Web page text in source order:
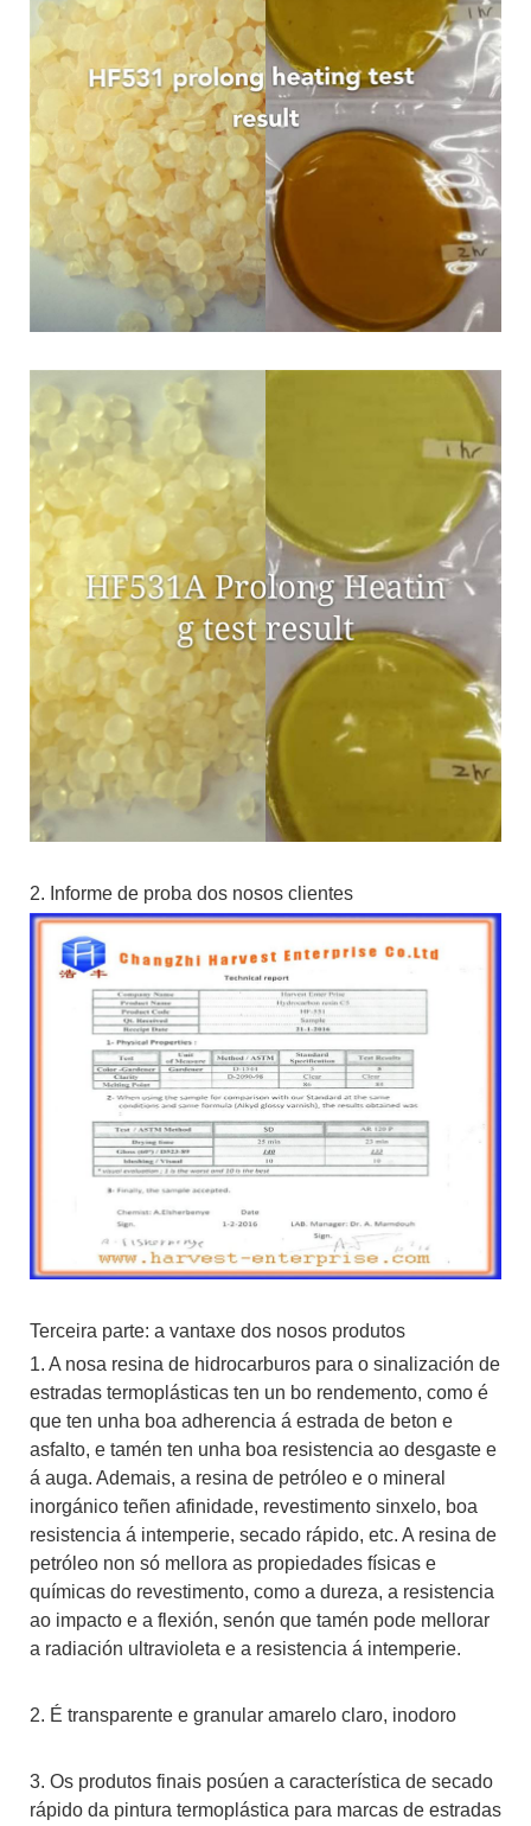
2. Informe de proba dos nosos clientes
Terceira parte: a vantaxe dos nosos produtos
1. A nosa resina de hidrocarburos para o sinalización de
estradas termoplásticas ten un bo rendemento, como é
que ten unha boa adherencia á estrada de beton e
asfalto, e tamén ten unha boa resistencia ao desgaste e
á auga. Ademais, a resina de petróleo e o mineral
inorgánico teñen afinidade, revestimento sinxelo, boa
resistencia á intemperie, secado rápido, etc. A resina de
petróleo non só mellora as propiedades físicas e
químicas do revestimento, como a dureza, a resistencia
ao impacto e a flexión, senón que tamén pode mellorar
a radiación ultravioleta e a resistencia á intemperie.
2. É transparente e granular amarelo claro, inodoro
3. Os produtos finais posúen a característica de secado
rápido da pintura termoplástica para marcas de estradas